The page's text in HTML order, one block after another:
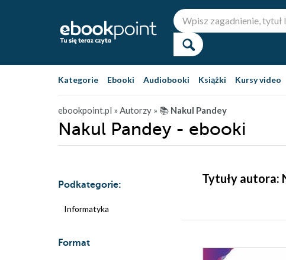
Kategorie Ebooki Audiobooki Książki Kursy video
ebookpoint.pl » Autorzy » 📚 Nakul Pandey
Nakul Pandey - ebooki
Podkategorie:
Informatyka
Format
Tytuły autora: